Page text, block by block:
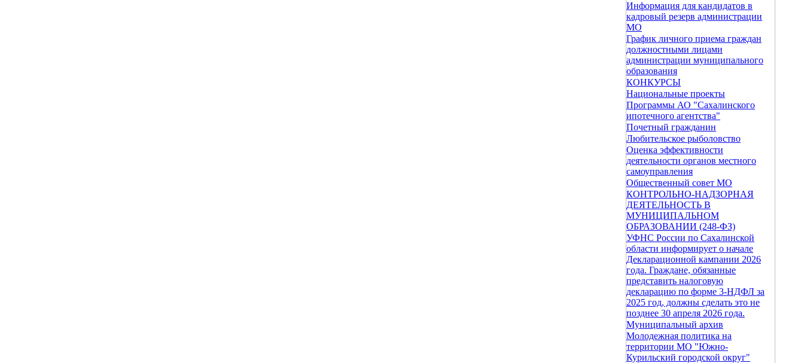
Информация для кандидатов в
кадровый резерв администрации
МО
График личного приема граждан
должностными лицами
администрации муниципального
образования
КОНКУРСЫ
Национальные проекты
Программы АО "Сахалинского
ипотечного агентства"
Почетный гражданин
Любительское рыболовство
Оценка эффективности
деятельности органов местного
самоуправления
Общественный совет МО
КОНТРОЛЬНО-НАДЗОРНАЯ
ДЕЯТЕЛЬНОСТЬ В
МУНИЦИПАЛЬНОМ
ОБРАЗОВАНИИ (248-ФЗ)
УФНС России по Сахалинской
области информирует о начале
Декларационной кампании 2026
года. Граждане, обязанные
представить налоговую
декларацию по форме 3-НДФЛ за
2025 год, должны сделать это не
позднее 30 апреля 2026 года.
Муниципальный архив
Молодежная политика на
территории МО "Южно-
Курильский городской округ"